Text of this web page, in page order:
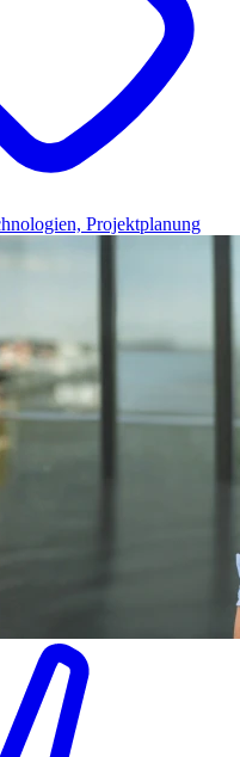
Projektplanung